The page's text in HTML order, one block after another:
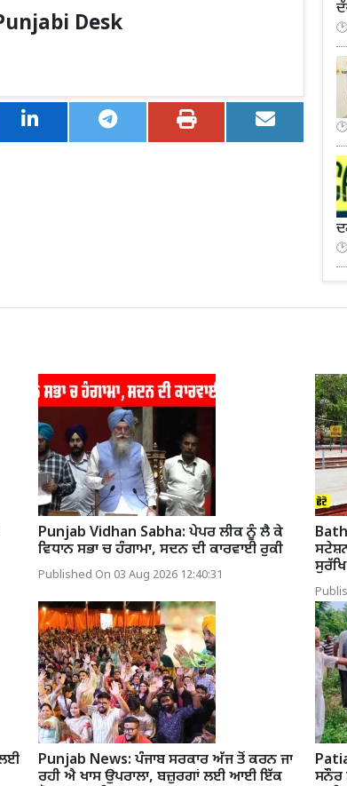
Desk
Punjab Vidhan Sabha: ਪੇਪਰ ਲੀਕ ਨੂੰ ਲੈ ਕੇ
ਵਿਧਾਨ ਸਭਾ ਚ ਹੰਗਾਮਾ, ਸਦਨ ਦੀ ਕਾਰਵਾਈ ਰੁਕੀ
Published On 03 Aug 2026 12:40:31
Punjab News: ਪੰਜਾਬ ਸਰਕਾਰ ਅੱਜ ਤੋਂ ਕਰਨ ਜਾ
ਰਹੀ ਐ ਖਾਸ ਉਪਰਾਲਾ, ਬਜ਼ੁਰਗਾਂ ਲਈ ਆਈ ਇੱਕ
ਸਨੌਰ